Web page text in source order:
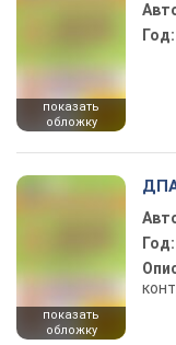
показать
обложку
Год:
показать
обложку
Год: